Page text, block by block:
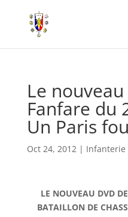
Le
Fanfare du
Un Paris
Oct 24, 2012| Infanterie
LE NOUVEAU DVD
BATAILLON DE